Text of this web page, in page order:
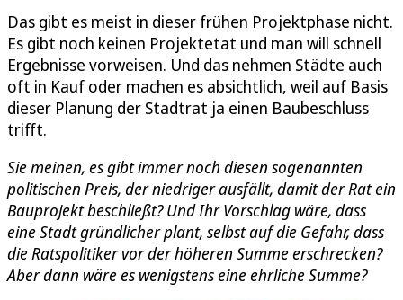
Das gibt es meist in dieser frühen Projektphase nicht.
Es gibt noch keinen Projektetat und man will schnell
Ergebnisse vorweisen. Und das nehmen Städte auch
oft in Kauf oder machen es absichtlich, weil auf Basis
dieser Planung der Stadtrat ja einen Baubeschluss
trifft.
Sie meinen, es gibt immer noch diesen sogenannten
politischen Preis, der niedriger ausfällt, damit der Rat ein
Bauprojekt beschließt? Und Ihr Vorschlag wäre, dass
eine Stadt gründlicher plant, selbst auf die Gefahr, dass
die Ratspolitiker vor der höheren Summe erschrecken?
Aber dann wäre es wenigstens eine ehrliche Summe?